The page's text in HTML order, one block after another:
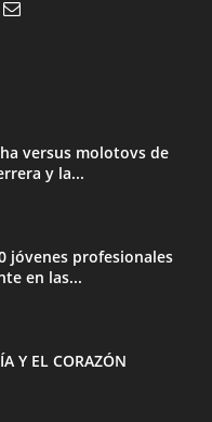
versus molotovs de
y la...
jóvenes profesionales
en las...
Y EL CORAZÓN